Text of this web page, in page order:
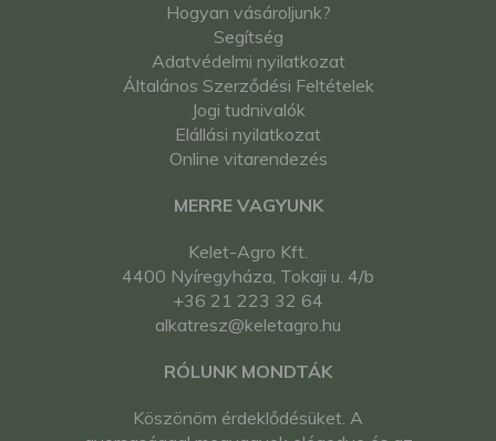
Hogyan vásároljunk?
Segítség
Adatvédelmi nyilatkozat
Általános Szerződési Feltételek
Jogi tudnivalók
Elállási nyilatkozat
Online vitarendezés
MERRE VAGYUNK
Kelet-Agro Kft.
4400 Nyíregyháza, Tokaji u. 4/b
+36 21 223 32 64
alkatresz@keletagro.hu
RÓLUNK MONDTÁK
Köszönöm érdeklődésüket. A